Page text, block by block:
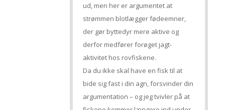
ud, men her er argumentet at
strømmen blotlægger fødeemner,
der gør byttedyr mere aktive og
derfor medfører forøget jagt-
aktivitet hos rovfiskene.
Da du ikke skal have en fisk til at
bide sig fast i din agn, forsvinder din
argumentation – og jeg tvivler på at